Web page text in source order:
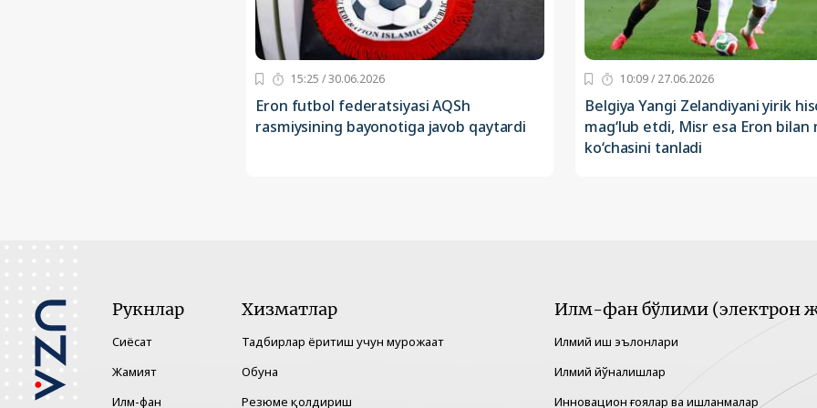
15:25 / 30.06.2026
Eron futbol federatsiyasi AQSh
rasmiysining bayonotiga javob qaytardi
10:09 / 27.06.2026
Belgiya Yangi Zelandiyani yirik
mag‘lub etdi, Misr esa Eron bilan
ko‘chasini tanladi
Рукнлар
Сиёсат
Жамият
Илм-фан
Хизматлар
Тадбирлар ёритиш учун мурожаат
Обуна
Резюме қолдириш
Илм-фан бўлими (электрон
Илмий иш эълонлари
Илмий йўналишлар
Инновацион ғоялар ва ишланмалар